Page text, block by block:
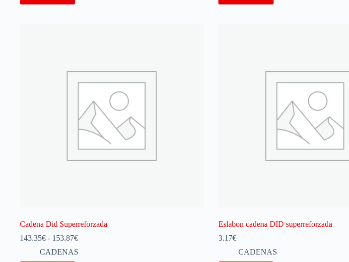
Cadena Did Superreforzada
143.35€ - 153.87€
CADENAS
Eslabon cadena DID superreforzada
3.17€
CADENAS